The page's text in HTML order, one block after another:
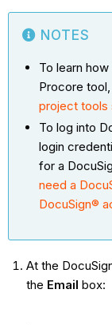
NOTES
To learn
Procore
project tools
To log into
login
for a
need a
DocuSign®
At the
the Email box: